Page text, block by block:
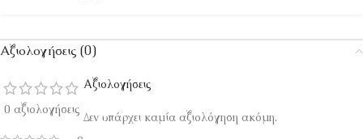
Αξιολογήσεις (0)
0 αξιολογήσεις
Αξιολογήσεις
Δεν υπάρχει καμία αξιολόγηση ακόμη.